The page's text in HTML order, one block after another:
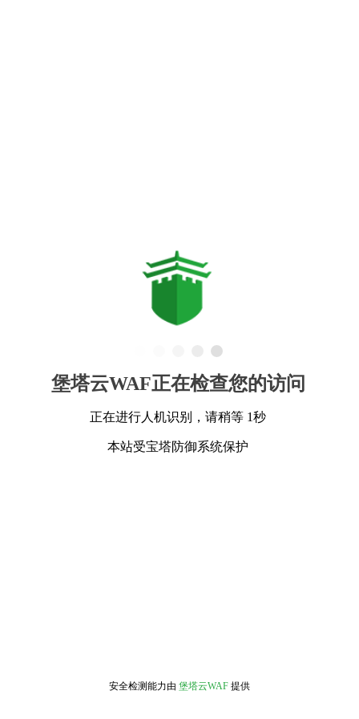
堡塔云WAF正在检查您的访问
正在进行人机识别，请稍等 1秒
本站受宝塔防御系统保护
安全检测能力由 堡塔云WAF 提供